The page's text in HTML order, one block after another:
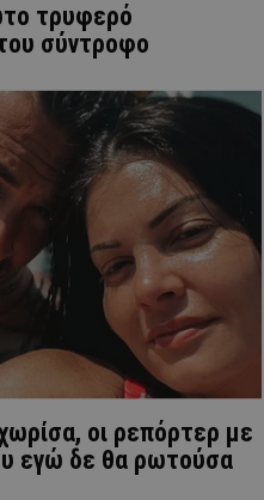
τρυφερό
σύντροφο
οι ρεπόρτερ με
εγώ δε θα ρωτούσα